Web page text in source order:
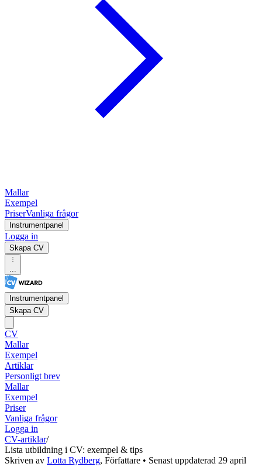
Mallar
Exempel
PriserVanliga frågor
Instrumentpanel
Logga in
Skapa CV
...
Instrumentpanel
Skapa CV
CV
Mallar
Exempel
Artiklar
Personligt brev
Mallar
Exempel
Priser
Vanliga frågor
Logga in
CV-artiklar/
Lista utbildning i CV: exempel & tips
Skriven av Lotta Rydberg, Författare • Senast uppdaterad 29 april